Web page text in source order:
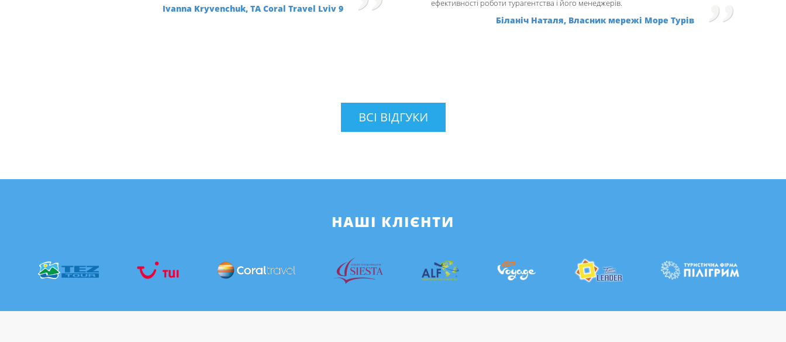
Ivanna Kryvenchuk, ТА Coral Travel Lviv 9
ефективності роботи турагентства і його менеджерів.
Біланіч Наталя, Власник мережі Море Турів
ВСІ ВІДГУКИ
НАШІ КЛІЄНТИ